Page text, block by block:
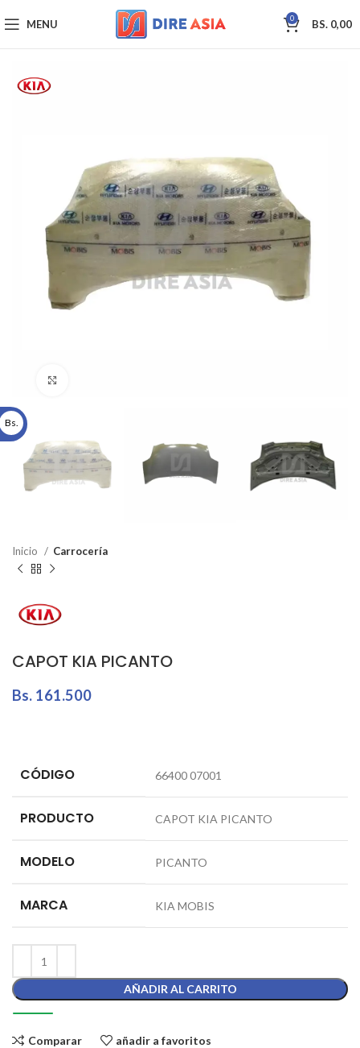
MENU 0 BS. 0,00
Inicio Carrocería
CAPOT KIA PICANTO
Bs. 161.500
CÓDIGO 66400 07001
PRODUCTO CAPOT KIA PICANTO
MODELO PICANTO
MARCA KIA MOBIS
AÑADIR AL CARRITO
Comparar añadir a favoritos
Bs.